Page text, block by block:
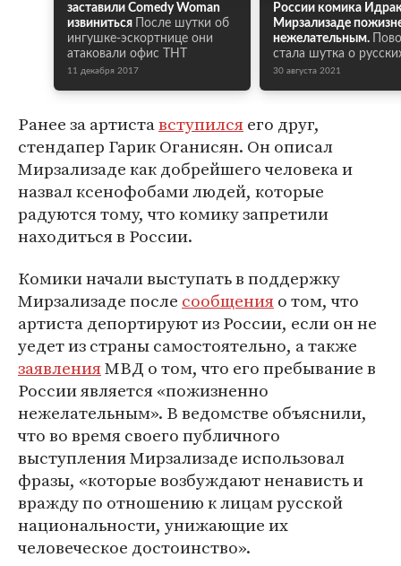
заставили Comedy Woman
извиниться
После шутки об
ингушке-эскортнице они
атаковали офис ТНТ
11 декабря 2017
России комика
Мирзализаде
нежелательным.
стала шутка о
30 августа 2021
Ранее за артиставступилсяего друг,
стендапер Гарик Оганисян. Он описал
Мирзализаде как добрейшего человека и
назвал ксенофобами людей, которые
радуются тому, что комику запретили
находиться в России.
Комики начали выступать в поддержку
Мирзализаде после сообщенияо том, что
артиста депортируют из России, если он не
уедет из страны самостоятельно, а также
заявленияМВД о том, что его пребывание в
России является «пожизненно
нежелательным». В ведомстве объяснили,
что во время своего публичного
выступления Мирзализаде использовал
фразы, «которые возбуждают ненависть и
вражду по отношению к лицам русской
национальности, унижающие их
человеческое достоинство».